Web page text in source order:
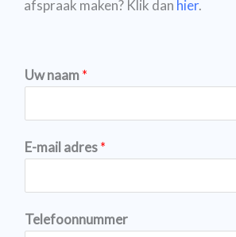
afspraak maken? Klik dan hier.
Uw naam*
E-mail adres*
Telefoonnummer